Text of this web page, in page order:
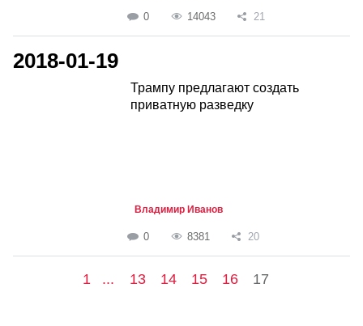
0 14043 21
2018-01-19
Трампу предлагают создать
приватную разведку
Владимир Иванов
0 8381 20
1 ... 13 14 15 16 17